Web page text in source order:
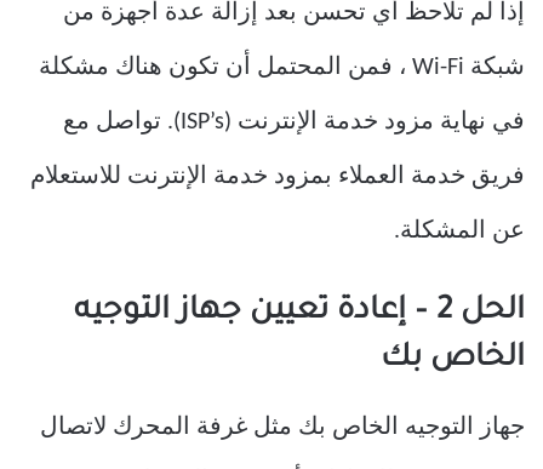
إذا لم تلاحظ أي تحسن بعد إزالة عدة أجهزة من
شبكة Wi-Fi ، فمن المحتمل أن تكون هناك مشكلة
في نهاية مزود خدمة الإنترنت (ISP’s). تواصل مع
فريق خدمة العملاء بمزود خدمة الإنترنت للاستعلام
عن المشكلة.
الحل 2 – إعادة تعيين جهاز التوجيه
الخاص بك
جهاز التوجيه الخاص بك مثل غرفة المحرك لاتصال